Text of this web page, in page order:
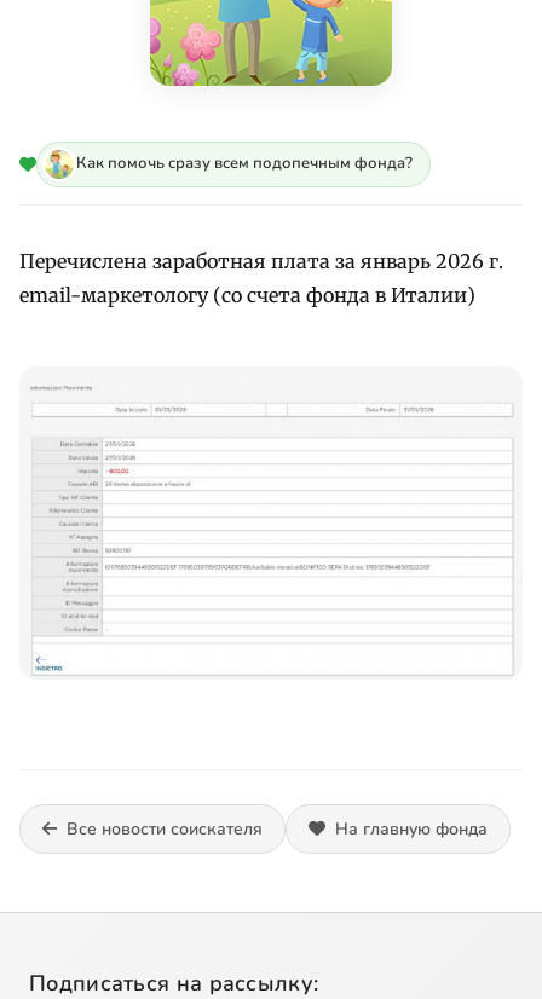
Как помочь сразу всем подопечным фонда?
Перечислена заработная плата за январь 2026 г.
email-маркетологу (со счета фонда в Италии)
Все новости соискателя На главную фонда
Подписаться на рассылку: